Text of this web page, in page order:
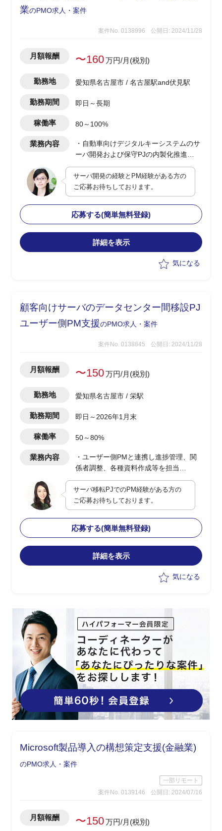
業のPMO求人・案件
案件No. 0138996 公開日: 2024/11/28
月額報酬 〜160万円/月(税別)
勤務地 愛知県名古屋市 / 名古屋駅and伏見駅
勤務期間 即日～長期
稼働率 80～100%
業務内容
・自動車向けデジタルキーシステムのサ
ーバ開発および保守PJの内製化推進
・外部ベンダー開発から内製体制への移
行に向けた計画立案および実行支援
・プロジェクトマネージャーとして進捗
管理や体制構築、関係部署との調整を担
当
・内製化完了までの3年間を見据えた長
期的なPJ運営支援
サーバ開発の経験とPM経験がある方の
ご応募お待ちしております。
応募する(簡単無料登録)
詳細を表示
気になる
顧客向けサーバのデータセンター間移設PJ
ユーザー側PM支援のPMO求人・案件
案件No. 0138845 公開日: 2024/11/28
月額報酬 〜150万円/月(税別)
勤務地 愛知県名古屋市 / 栄駅
勤務期間 即日～2026年1月末
稼働率 50～80%
業務内容
・ユーザー側PMと連携し進捗管理、関
係者調整、各種資料作成等を担当
・詳細設計、移行リハーサル、移行作
業、後処理までのフェーズに従い支援
・スケジュールは以下の通り
-詳細設計：7月中旬～9月末
-移行リハーサル：10月～12月
-移行：12月末～1月初め(年末年始)
-後処理：～1月末
サーバ移転PJでのPM経験がある方の
ご応募お待ちしております。
応募する(簡単無料登録)
詳細を表示
気になる
Microsoft製品導入の構想策定支援(金融業)
のPMO求人・案件
一部リモート
案件No. 0139146
公開日: 2024/07/16
月額報酬 〜150万円/月(税別)